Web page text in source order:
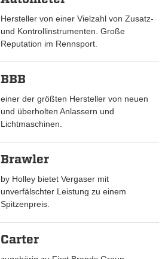
Hersteller von einer Vielzahl von Zusatz-
und Kontrollinstrumenten. Große
Reputation im Rennsport.
BBB
einer der größten Hersteller von neuen
und überholten Anlassern und
Lichtmaschinen.
Brawler
by Holley bietet Vergaser mit
unverfälschter Leistung zu einem
Spitzenpreis.
Carter